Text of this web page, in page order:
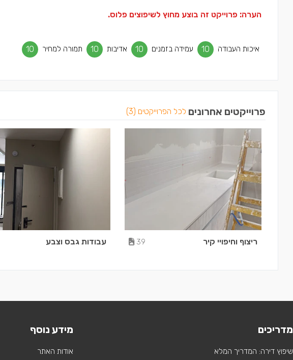
הערה: פרוייקט זה בוצע מחוץ לשיפוצים פלוס.
איכות העבודה 10 עמידה בזמנים 10 אדיבות 10 תמורה למחיר 10
פרוייקטים אחרונים לכל הפרוייקטים (3)
ריצוף וחיפויי קיר 39 עבודות גבס וצבע
מדריכים
שיפוץ דירה: המדריך המלא
מידע נוסף
אודות האתר